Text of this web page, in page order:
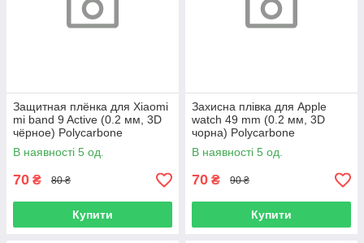
Защитная плёнка для Xiaomi
mi band 9 Active (0.2 мм, 3D
чёрное) Polycarbone
В наявності 5 од.
70 ₴ 80 ₴
Купити
Захисна плівка для Apple
watch 49 mm (0.2 мм, 3D
чорна) Polycarbone
В наявності 5 од.
70 ₴ 90 ₴
Купити